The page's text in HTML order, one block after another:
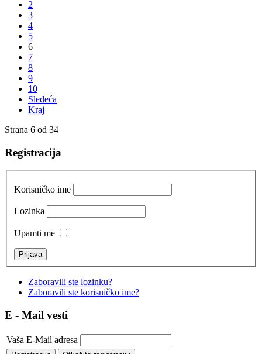
2
3
4
5
6
7
8
9
10
Sledeća
Kraj
Strana 6 od 34
Registracija
Korisničko ime
Lozinka
Upamti me
Zaboravili ste lozinku?
Zaboravili ste korisničko ime?
E - Mail vesti
Vaša E-Mail adresa